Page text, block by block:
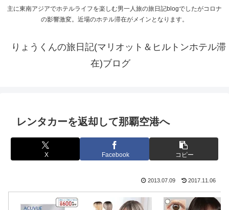
主に東南アジアでホテルライフを楽しむ男一人旅の旅日記blogでしたがコロナ
の影響激変。近場のホテル滞在がメインとなります。
りょうくんの旅日記(マリオット＆ヒルトンホテル滞
在)ブログ
レンタカーを返却して那覇空港へ
X Facebook コピー
2013.07.09 2017.11.06